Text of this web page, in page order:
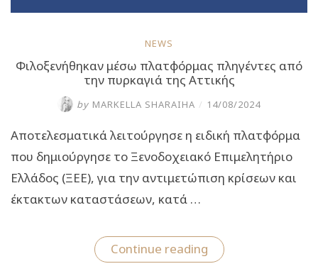
NEWS
Φιλοξενήθηκαν μέσω πλατφόρμας πληγέντες από
την πυρκαγιά της Αττικής
by MARKELLA SHARAIHA / 14/08/2024
Αποτελεσματικά λειτούργησε η ειδική πλατφόρμα
που δημιούργησε το Ξενοδοχειακό Επιμελητήριο
Ελλάδος (ΞΕΕ), για την αντιμετώπιση κρίσεων και
έκτακτων καταστάσεων, κατά …
Continue reading“Φιλοξενήθηκαν
μέσω